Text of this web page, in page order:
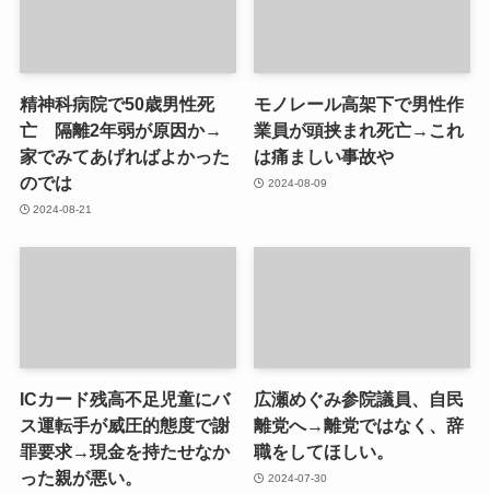
精神科病院で50歳男性死
亡 隔離2年弱が原因か→
家でみてあげればよかった
のでは
2024-08-21
モノレール高架下で男性作
業員が頭挟まれ死亡→これ
は痛ましい事故や
2024-08-09
ICカード残高不足児童にバ
ス運転手が威圧的態度で謝
罪要求→現金を持たせなか
った親が悪い。
広瀬めぐみ参院議員、自民
離党へ→離党ではなく、辞
職をしてほしい。
2024-07-30